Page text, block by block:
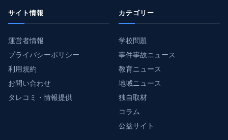
サイト情報
運営者情報
プライバシーポリシー
利用規約
お問い合わせ
タレコミ・情報提供
カテゴリー
学校問題
事件事故ニュース
教育ニュース
地域ニュース
独自取材
コラム
公益サイト